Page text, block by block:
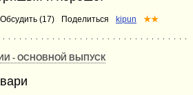
Обсудить (17) Поделиться kipun ★★
- ОСНОВНОЙ ВЫПУСК